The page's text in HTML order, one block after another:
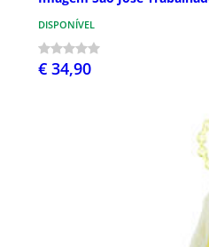
DISPONÍVEL
€ 34,90